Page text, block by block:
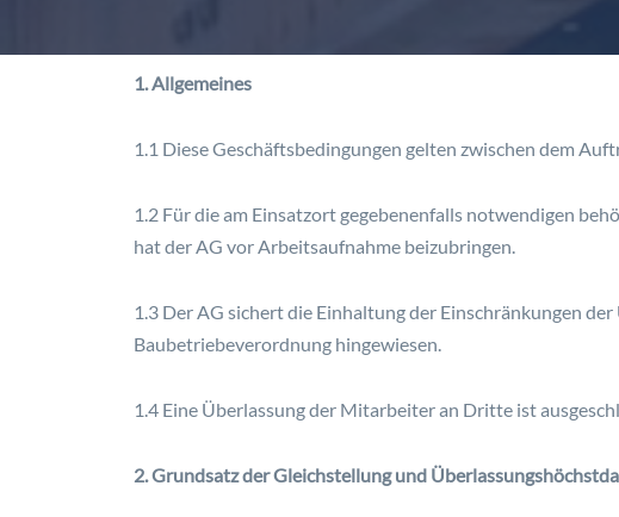
1. Allgemeines
1.1 Diese Geschäftsbedingungen gelten zwischen dem
1.2 Für die am Einsatzort gegebenenfalls notwendigen
hat der AG vor Arbeitsaufnahme beizubringen.
1.3 Der AG sichert die Einhaltung der Einschränkungen
Baubetriebeverordnung hingewiesen.
1.4 Eine Überlassung der Mitarbeiter an Dritte ist
2. Grundsatz der Gleichstellung und